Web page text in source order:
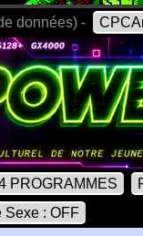
données) -
PROGRAMMES
Sexe : OFF